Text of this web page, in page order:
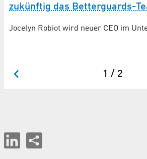
zukünftig das Betterguards-
Jocelyn Robiot wird neuer CEO im
1 / 2